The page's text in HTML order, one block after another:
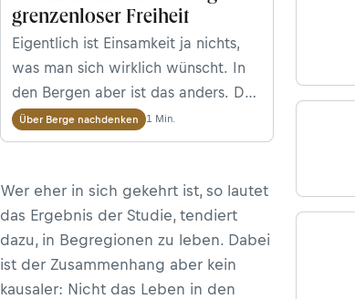
grenzenloser Freiheit
Eigentlich ist Einsamkeit ja nichts,
was man sich wirklich wünscht. In
den Bergen aber ist das anders. Da
genießen wir es, allein inmitten von
endlosen Gipfelketten zu wandeln.
Über Berge nachdenken 1 Min.
Wer eher in sich gekehrt ist, so lautet
das Ergebnis der Studie, tendiert
dazu, in Begregionen zu leben. Dabei
ist der Zusammenhang aber kein
kausaler: Nicht das Leben in den